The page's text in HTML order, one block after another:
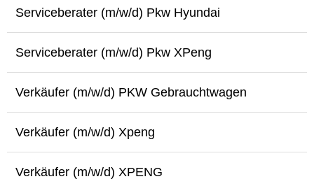
Serviceberater (m/w/d) Pkw Hyundai
Serviceberater (m/w/d) Pkw XPeng
Verkäufer (m/w/d) PKW Gebrauchtwagen
Verkäufer (m/w/d) Xpeng
Verkäufer (m/w/d) XPENG